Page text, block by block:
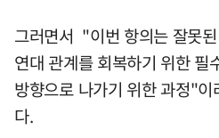
그러면서 "이번 항의는 잘못
연대 관계를 회복하기 위한 필
방향으로 나가기 위한 과정"
다.